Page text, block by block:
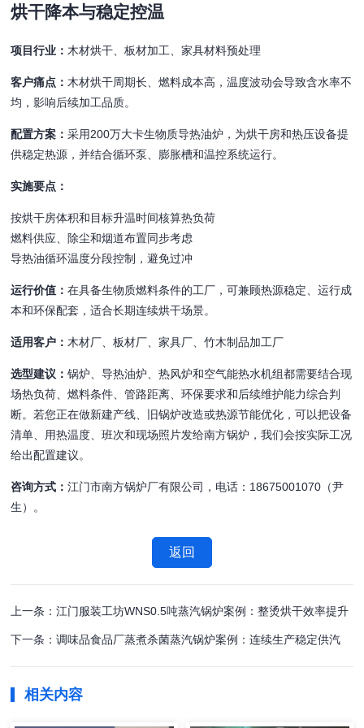
烘干降本与稳定控温
项目行业： 木材烘干、板材加工、家具材料预处理
客户痛点： 木材烘干周期长、燃料成本高，温度波动会导致含水率不
均，影响后续加工品质。
配置方案：采用200万大卡生物质导热油炉，为烘干房和热压设备提
供稳定热源，并结合循环泵、膨胀槽和温控系统运行。
实施要点：
按烘干房体积和目标升温时间核算热负荷
燃料供应、除尘和烟道布置同步考虑
导热油循环温度分段控制，避免过冲
运行价值：在具备生物质燃料条件的工厂，可兼顾热源稳定、运行成
本和环保配套，适合长期连续烘干场景。
适用客户： 木材厂、板材厂、家具厂、竹木制品加工厂
选型建议：锅炉、导热油炉、热风炉和空气能热水机组都需要结合现
场热负荷、燃料条件、管路距离、环保要求和后续维护能力综合判
断。若您正在做新建产线、旧锅炉改造或热源节能优化，可以把设备
清单、用热温度、班次和现场照片发给南方锅炉，我们会按实际工况
给出配置建议。
咨询方式：江门市南方锅炉厂有限公司，电话：18675001070（尹
生）。
返回
上一条：江门服装工坊WNS0.5吨蒸汽锅炉案例：整烫烘干效率提升
下一条：调味品食品厂蒸煮杀菌蒸汽锅炉案例：连续生产稳定供汽
相关内容